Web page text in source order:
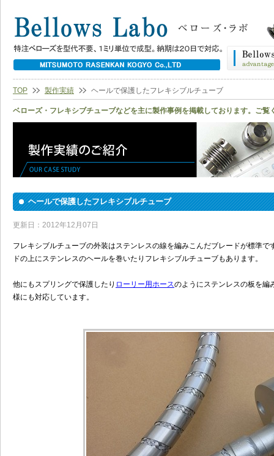
TOP 製作実績 ヘールで保護したフレキシブルチューブ
ベローズ・フレキシブチューブなどを主に製作事例を掲載しております。ご覧
ヘールで保護したフレキシブルチューブ
更新日：2012年12月07日
フレキシブルチューブの外装はステンレスの線を編みこんだブレードが標準
ドの上にステンレスのヘールを巻いたりフレキシブルチューブもあります。
他にもスプリングで保護したり ローリー用ホースのようにステンレスの板を編
様にも対応しています。